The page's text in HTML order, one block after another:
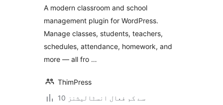
for WordPress
A modern classroom and school
management plugin for WordPress.
Manage classes, students, teachers,
schedules, attendance, homework, and
more — all fro …
ThimPress
10 سے کم فعال انسٹالیشنز